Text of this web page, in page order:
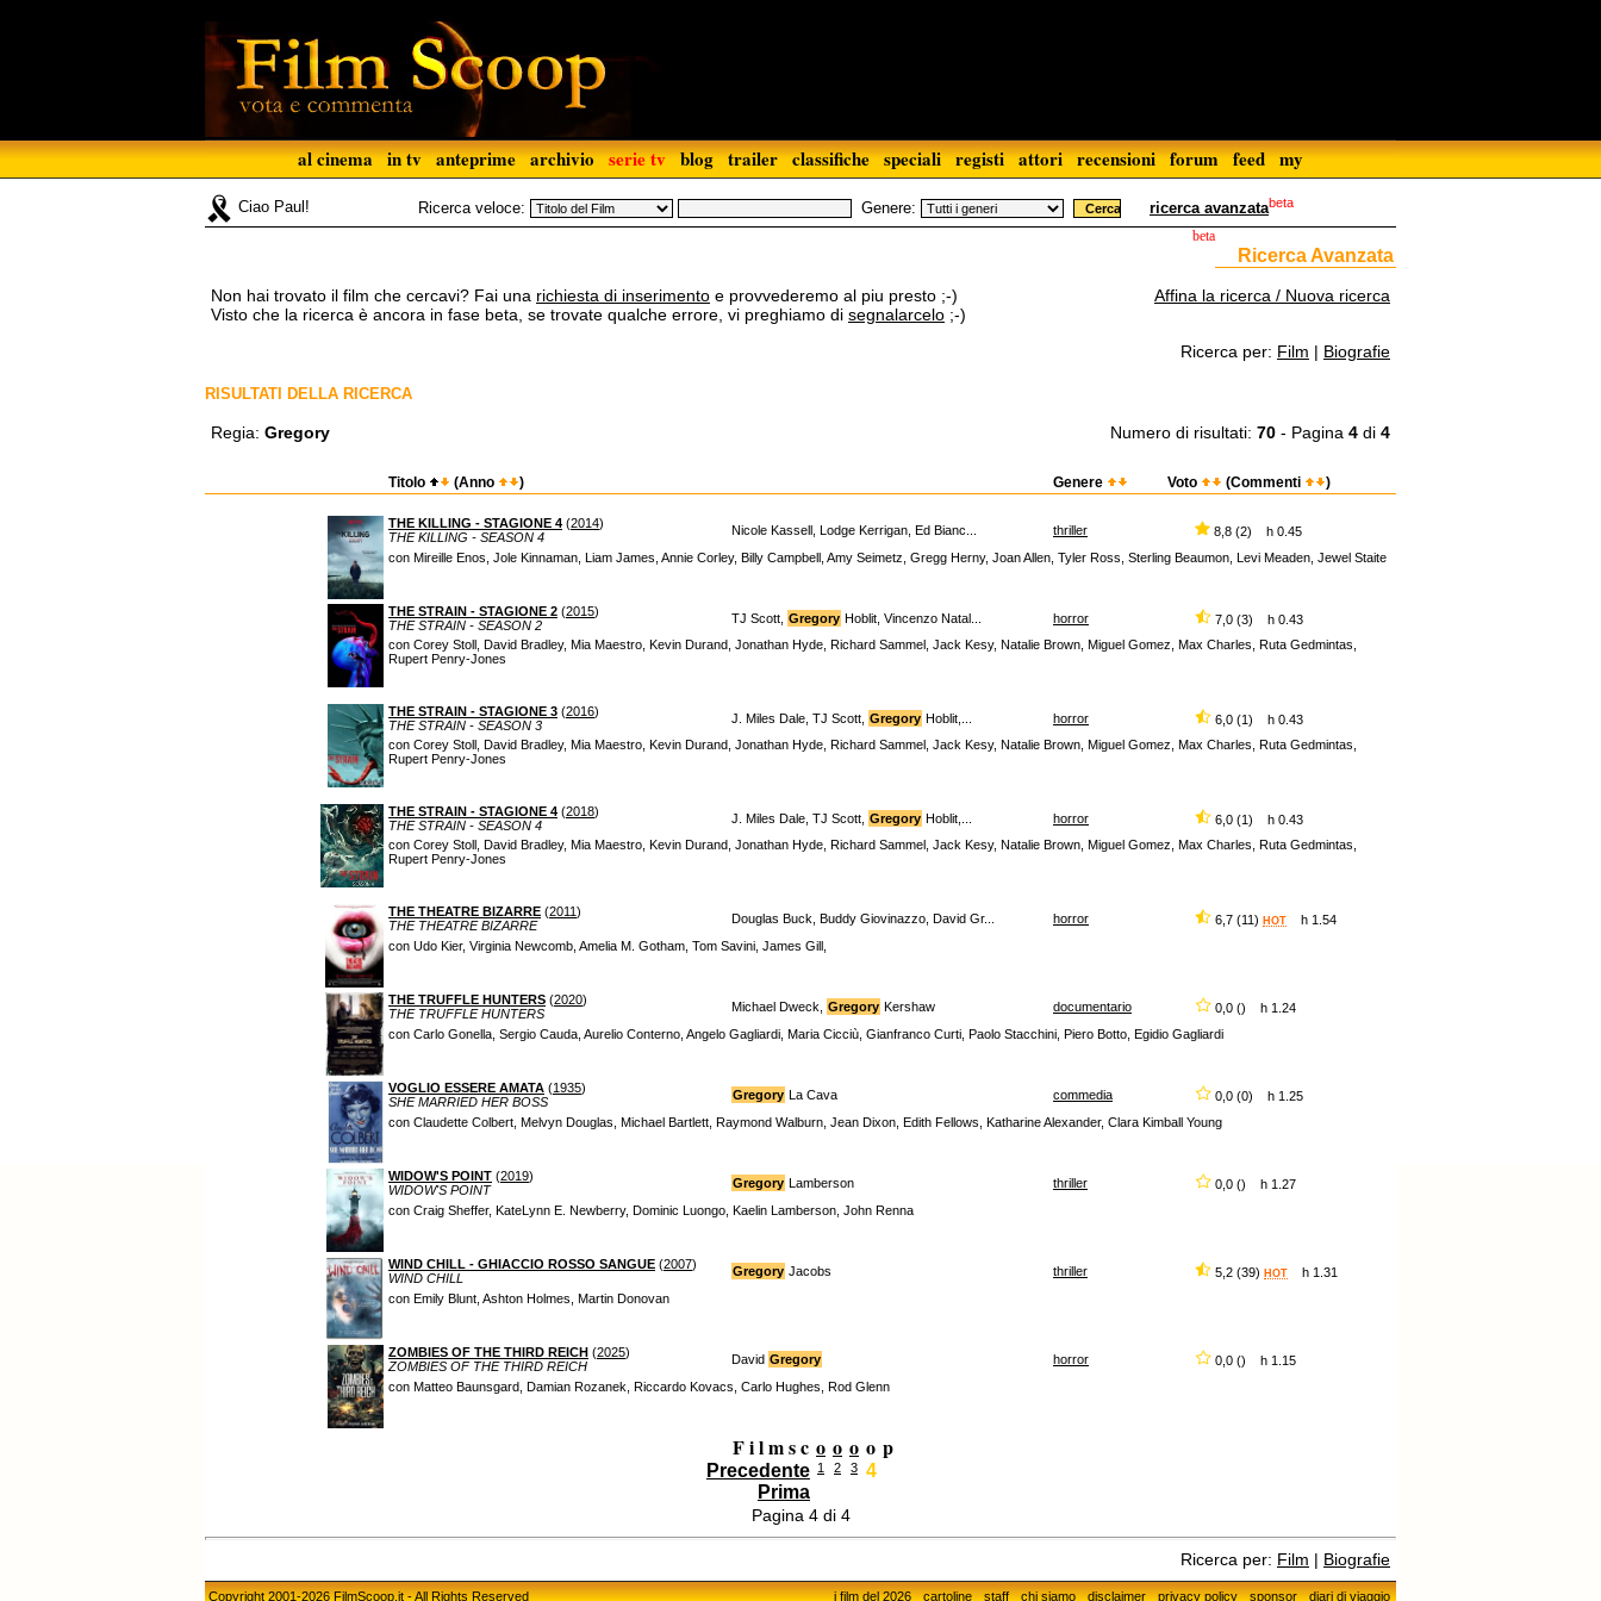
al cinema in tv anteprime archivio serie tv blog trailer classifiche speciali registi attori recensioni forum feed my
Ciao Paul! Ricerca veloce: Genere: ricerca avanzatabeta
Ricerca Avanzata
beta
Affina la ricerca / Nuova ricerca
Non hai trovato il film che cercavi? Fai una richiesta di inserimento e provvederemo al piu presto ;-)
Visto che la ricerca è ancora in fase beta, se trovate qualche errore, vi preghiamo di segnalarcelo ;-)
Ricerca per: Film | Biografie
RISULTATI DELLA RICERCA
Numero di risultati: 70 - Pagina 4 di 4
Regia: Gregory
Titolo (Anno ) Genere Voto (Commenti )
THE KILLING - STAGIONE 4 (2014)
THE KILLING - SEASON 4
Nicole Kassell, Lodge Kerrigan, Ed Bianc... thriller
8,8 (2) h 0.45
con Mireille Enos, Jole Kinnaman, Liam James, Annie Corley, Billy Campbell, Amy Seimetz, Gregg Herny, Joan Allen, Tyler Ross, Sterling Beaumon, Levi Meaden, Jewel Staite
THE STRAIN - STAGIONE 2 (2015)
THE STRAIN - SEASON 2
TJ Scott, Gregory Hoblit, Vincenzo Natal... horror
7,0 (3) h 0.43
con Corey Stoll, David Bradley, Mia Maestro, Kevin Durand, Jonathan Hyde, Richard Sammel, Jack Kesy, Natalie Brown, Miguel Gomez, Max Charles, Ruta Gedmintas,
Rupert Penry-Jones
THE STRAIN - STAGIONE 3 (2016)
THE STRAIN - SEASON 3
J. Miles Dale, TJ Scott, Gregory Hoblit,... horror
6,0 (1) h 0.43
con Corey Stoll, David Bradley, Mia Maestro, Kevin Durand, Jonathan Hyde, Richard Sammel, Jack Kesy, Natalie Brown, Miguel Gomez, Max Charles, Ruta Gedmintas,
Rupert Penry-Jones
THE STRAIN - STAGIONE 4 (2018)
THE STRAIN - SEASON 4
J. Miles Dale, TJ Scott, Gregory Hoblit,... horror
6,0 (1) h 0.43
con Corey Stoll, David Bradley, Mia Maestro, Kevin Durand, Jonathan Hyde, Richard Sammel, Jack Kesy, Natalie Brown, Miguel Gomez, Max Charles, Ruta Gedmintas,
Rupert Penry-Jones
THE THEATRE BIZARRE (2011)
THE THEATRE BIZARRE
Douglas Buck, Buddy Giovinazzo, David Gr... horror 6,7 (11) HOT h 1.54
con Udo Kier, Virginia Newcomb, Amelia M. Gotham, Tom Savini, James Gill,
THE TRUFFLE HUNTERS (2020)
THE TRUFFLE HUNTERS
Michael Dweck, Gregory Kershaw documentario
0,0 () h 1.24
con Carlo Gonella, Sergio Cauda, Aurelio Conterno, Angelo Gagliardi, Maria Cicciù, Gianfranco Curti, Paolo Stacchini, Piero Botto, Egidio Gagliardi
VOGLIO ESSERE AMATA (1935)
SHE MARRIED HER BOSS
Gregory La Cava commedia
0,0 (0) h 1.25
con Claudette Colbert, Melvyn Douglas, Michael Bartlett, Raymond Walburn, Jean Dixon, Edith Fellows, Katharine Alexander, Clara Kimball Young
WIDOW'S POINT (2019)
WIDOW'S POINT
Gregory Lamberson thriller
0,0 () h 1.27
con Craig Sheffer, KateLynn E. Newberry, Dominic Luongo, Kaelin Lamberson, John Renna
WIND CHILL - GHIACCIO ROSSO SANGUE (2007)
WIND CHILL
Gregory Jacobs thriller 5,2 (39) HOT h 1.31
con Emily Blunt, Ashton Holmes, Martin Donovan
ZOMBIES OF THE THIRD REICH (2025)
ZOMBIES OF THE THIRD REICH
David Gregory horror
0,0 () h 1.15
con Matteo Baunsgard, Damian Rozanek, Riccardo Kovacs, Carlo Hughes, Rod Glenn
F i l m s c
Precedente
Prima
o
1
o
2
o
3
o
4
p
Pagina 4 di 4
Ricerca per: Film | Biografie
diari di viaggio
sponsor
privacy policy
disclaimer
chi siamo
staff
cartoline
i film del 2026
Copyright 2001-2026 FilmScoop.it - All Rights Reserved